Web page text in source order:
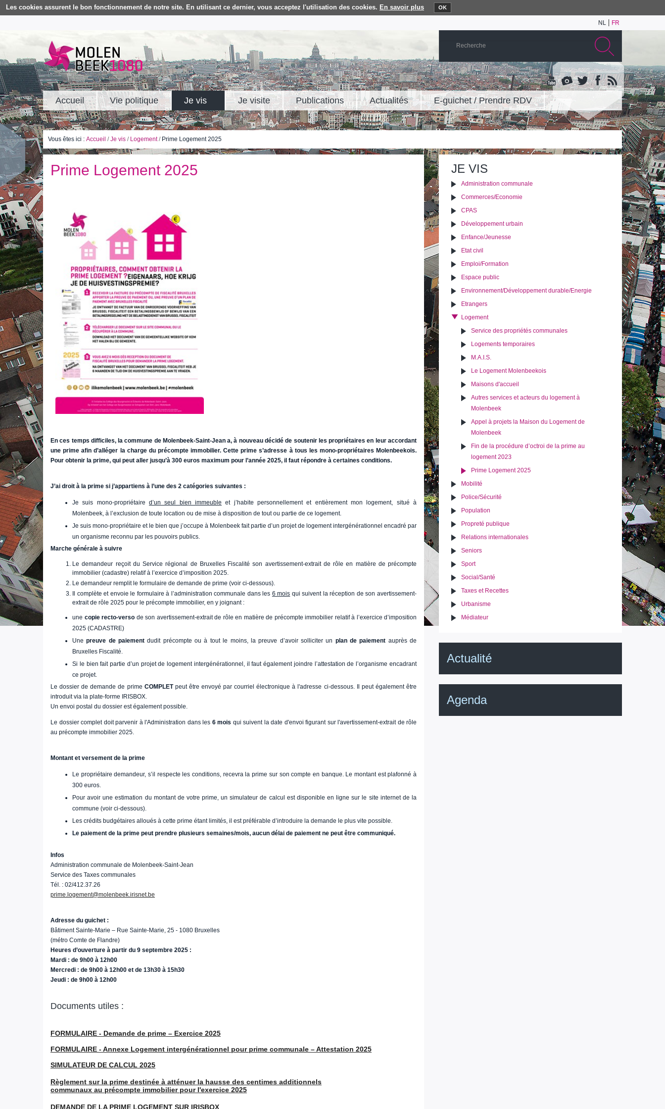
Les cookies assurent le bon fonctionnement de notre site. En utilisant ce dernier, vous acceptez l'utilisation des cookies. En savoir plus OK
NL FR
Accueil Vie politique Je vis Je visite Publications Actualités E-guichet / Prendre RDV
Vous êtes ici : Accueil /Je vis / Logement / Prime Logement 2025
Prime Logement 2025
En ces temps difficiles, la commune de Molenbeek-Saint-Jean a, à nouveau décidé de soutenir les propriétaires en leur accordant
une prime afin d’alléger la charge du précompte immobilier. Cette prime s’adresse à tous les mono-propriétaires Molenbeekois.
Pour obtenir la prime, qui peut aller jusqu’à 300 euros maximum pour l’année 2025, il faut répondre à certaines conditions.
J’ai droit à la prime si j’appartiens à l’une des 2 catégories suivantes :
Je suis mono-propriétaire d’un seul bien immeuble et j’habite personnellement et entièrement mon logement, situé à
Molenbeek, à l’exclusion de toute location ou de mise à disposition de tout ou partie de ce logement.
Je suis mono-propriétaire et le bien que j’occupe à Molenbeek fait partie d’un projet de logement intergénérationnel encadré par
un organisme reconnu par les pouvoirs publics.
Marche générale à suivre
Le demandeur reçoit du Service régional de Bruxelles Fiscalité son avertissement-extrait de rôle en matière de précompte
immobilier (cadastre) relatif à l’exercice d’imposition 2025.
Le demandeur remplit le formulaire de demande de prime (voir ci-dessous).
Il complète et envoie le formulaire à l’administration communale dans les 6 mois qui suivent la réception de son avertissement-
extrait de rôle 2025 pour le précompte immobilier, en y joignant :
une copie recto-verso de son avertissement-extrait de rôle en matière de précompte immobilier relatif à l’exercice d’imposition
2025 (CADASTRE)
Unepreuve de paiement dudit précompte ou à tout le moins, la preuve d’avoir solliciter un plan de paiement auprès de
Bruxelles Fiscalité.
Si le bien fait partie d’un projet de logement intergénérationnel, il faut également joindre l’attestation de l’organisme encadrant
ce projet.
Le dossier de demande de prime COMPLETpeut être envoyé par courriel électronique à l'adresse ci-dessous. Il peut également être
introduit via la plate-forme IRISBOX.
Un envoi postal du dossier est également possible.
Le dossier complet doit parvenir à l'Administration dans les 6 mois qui suivent la date d'envoi figurant sur l'avertissement-extrait de rôle
au précompte immobilier 2025.
Montant et versement de la prime
Le propriétaire demandeur, s’il respecte les conditions, recevra la prime sur son compte en banque. Le montant est plafonné à
300 euros.
Pour avoir une estimation du montant de votre prime, un simulateur de calcul est disponible en ligne sur le site internet de la
commune (voir ci-dessous).
Les crédits budgétaires alloués à cette prime étant limités, il est préférable d’introduire la demande le plus vite possible.
Le paiement de la prime peut prendre plusieurs semaines/mois, aucun délai de paiement ne peut être communiqué.
Infos
Administration communale de Molenbeek-Saint-Jean
Service des Taxes communales
Tél. : 02/412.37.26
prime.logement@molenbeek.irisnet.be
Adresse du guichet :
Bâtiment Sainte-Marie – Rue Sainte-Marie, 25 - 1080 Bruxelles
(métro Comte de Flandre)
Heures d’ouverture à partir du 9 septembre 2025 :
Mardi : de 9h00 à 12h00
Mercredi : de 9h00 à 12h00 et de 13h30 à 15h30
Jeudi : de 9h00 à 12h00
Documents utiles :
FORMULAIRE - Demande de prime – Exercice 2025
FORMULAIRE - Annexe Logement intergénérationnel pour prime communale – Attestation 2025
SIMULATEUR DE CALCUL 2025
Règlement sur la prime destinée à atténuer la hausse des centimes additionnels
communaux au précompte immobilier pour l'exercice 2025
DEMANDE DE LA PRIME LOGEMENT SUR IRISBOX
JE VIS
Administration communale
Commerces/Economie
CPAS
Développement urbain
Enfance/Jeunesse
Etat civil
Emploi/Formation
Espace public
Environnement/Développement durable/Energie
Etrangers
Logement
Service des propriétés communales
Logements temporaires
M.A.I.S.
Le Logement Molenbeekois
Maisons d'accueil
Autres services et acteurs du logement à
Molenbeek
Appel à projets la Maison du Logement de
Molenbeek
Fin de la procédure d’octroi de la prime au
logement 2023
Prime Logement 2025
Mobilité
Police/Sécurité
Population
Propreté publique
Relations internationales
Seniors
Sport
Social/Santé
Taxes et Recettes
Urbanisme
Médiateur
Actualité
Agenda